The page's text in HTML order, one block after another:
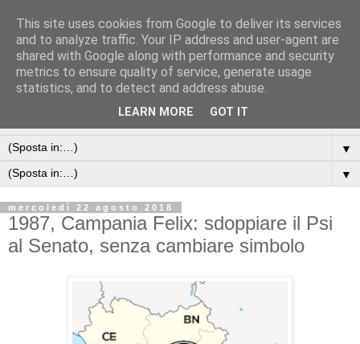
▼
▼
mercoledì 22 agosto 2018
1987, Campania Felix: sdoppiare il Psi
al Senato, senza cambiare simbolo
This site uses cookies from Google to deliver its services
and to analyze traffic. Your IP address and user-agent are
shared with Google along with performance and security
metrics to ensure quality of service, generate usage
statistics, and to detect and address abuse.
LEARN MORE GOT IT